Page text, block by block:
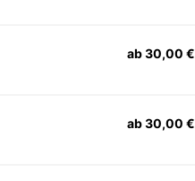
ab 30,00 €
ab 30,00 €